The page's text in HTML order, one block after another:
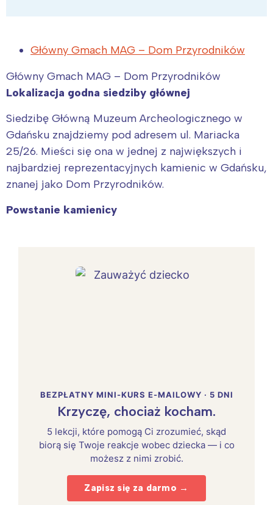
Główny Gmach MAG – Dom Przyrodników
Główny Gmach MAG – Dom Przyrodników
Lokalizacja godna siedziby głównej
Siedzibę Główną Muzeum Archeologicznego w
Gdańsku znajdziemy pod adresem ul. Mariacka
25/26. Mieści się ona w jednej z największych i
najbardziej reprezentacyjnych kamienic w Gdańsku,
znanej jako Dom Przyrodników.
Powstanie kamienicy
BEZPŁATNY MINI-KURS E-MAILOWY · 5 DNI
Krzyczę, chociaż kocham.
5 lekcji, które pomogą Ci zrozumieć, skąd
biorą się Twoje reakcje wobec dziecka — i co
możesz z nimi zrobić.
Zapisz się za darmo →